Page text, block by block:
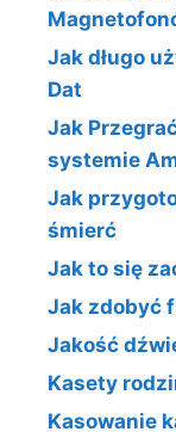
Jak długo
Dat
Jak
systemie
Jak
śmierć
Jak to się
Jak zdobyć
Jakość
Kasety
Kasowanie